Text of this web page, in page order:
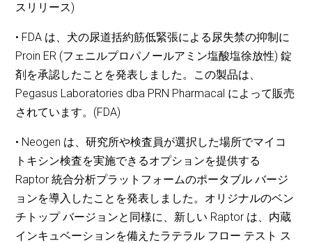
スリリース)
• FDA は、犬の尿道括約筋低緊張による尿失禁の抑制に
Proin ER (フェニルプロパノールアミン塩酸塩徐放性) 錠
剤を承認したことを発表しました。この製品は、
Pegasus Laboratories dba PRN Pharmacal によって販売
されています。(FDA)
• Neogen は、研究所や検査員が選択した場所でマイコ
トキシン検査を実施できるオプションを提供する
Raptor 統合分析プラットフォームのポータブル バージ
ョンを導入したことを発表しました。オリジナルのベン
チトップ バージョンと同様に、新しい Raptor は、内蔵
インキュベーションを備えたラテラル フロー テスト ス